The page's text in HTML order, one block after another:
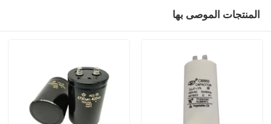
المنتجات الموصى بها